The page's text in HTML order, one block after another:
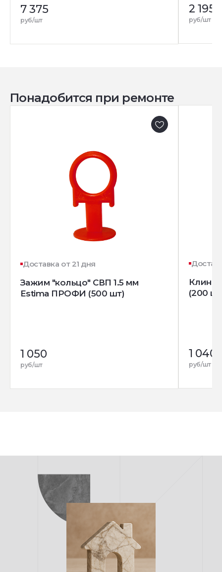
7 375
руб/шт
2 195
руб/шт
Понадобится при ремонте
Доставка от 21 дня
Зажим "кольцо" СВП 1.5 мм
Estima ПРОФИ (500 шт)
1 050
руб/шт
Клин
(200
1 040
руб/шт